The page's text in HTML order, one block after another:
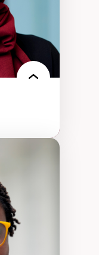
Canada
des
l'espace
des